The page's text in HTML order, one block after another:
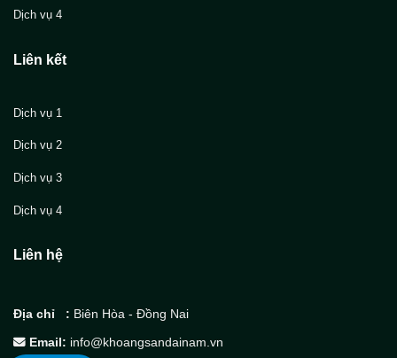
Dịch vụ 4
Liên kết
Dịch vụ 1
Dịch vụ 2
Dịch vụ 3
Dịch vụ 4
Liên hệ
Địa chỉ : Biên Hòa - Đồng Nai
Email: info@khoangsandainam.vn